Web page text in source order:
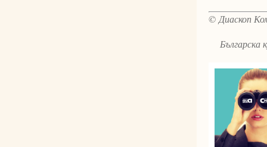
© Диаскоп
Българска